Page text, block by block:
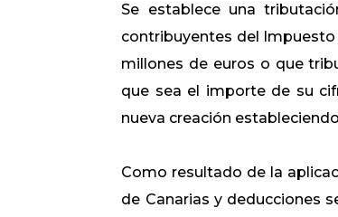
Se establece una
contribuyentes del
millones de euros o que
que sea el importe de su
nueva creación
Como resultado de la
de Canarias y deducciones